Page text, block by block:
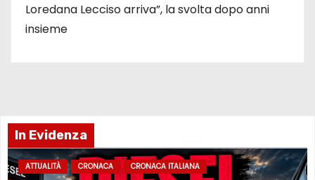
Loredana Lecciso arriva”, la svolta dopo anni
insieme
In Evidenza
ATTUALITÀ CRONACA CRONACA ITALIANA